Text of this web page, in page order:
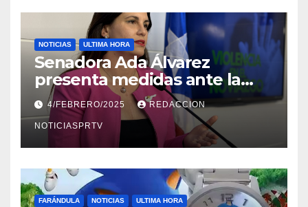
NOTICIAS ULTIMA HORA
Senadora Ada Álvarez
presenta medidas ante la
violencia en el noviazgo
4/FEBRERO/2025 REDACCION
NOTICIASPRTV
FARÁNDULA NOTICIAS ULTIMA HORA